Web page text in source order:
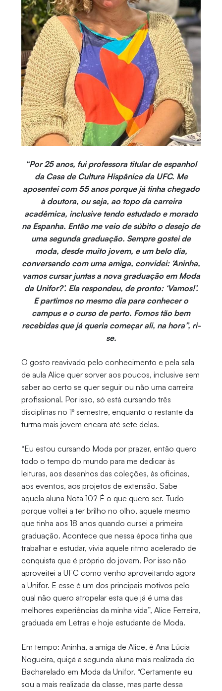
“Por 25 anos, fui professora titular de espanhol
da Casa de Cultura Hispânica da UFC. Me
aposentei com 55 anos porque já tinha chegado
à doutora, ou seja, ao topo da carreira
acadêmica, inclusive tendo estudado e morado
na Espanha. Então me veio de súbito o desejo de
uma segunda graduação. Sempre gostei de
moda, desde muito jovem, e um belo dia,
conversando com uma amiga, convidei: ‘Aninha,
vamos cursar juntas a nova graduação em Moda
da Unifor?’. Ela respondeu, de pronto: ‘Vamos!’.
E partimos no mesmo dia para conhecer o
campus e o curso de perto. Fomos tão bem
recebidas que já queria começar ali, na hora”, ri-
se.
O gosto reavivado pelo conhecimento e pela sala
de aula Alice quer sorver aos poucos, inclusive sem
saber ao certo se quer seguir ou não uma carreira
profissional. Por isso, só está cursando três
disciplinas no 1º semestre, enquanto o restante da
turma mais jovem encara até sete delas.
“Eu estou cursando Moda por prazer, então quero
todo o tempo do mundo para me dedicar às
leituras, aos desenhos das coleções, às oficinas,
aos eventos, aos projetos de extensão. Sabe
aquela aluna Nota 10? É o que quero ser. Tudo
porque voltei a ter brilho no olho, aquele mesmo
que tinha aos 18 anos quando cursei a primeira
graduação. Acontece que nessa época tinha que
trabalhar e estudar, vivia aquele ritmo acelerado de
conquista que é próprio do jovem. Por isso não
aproveitei a UFC como venho aproveitando agora
a Unifor. E esse é um dos principais motivos pelo
qual não quero atropelar esta que já é uma das
melhores experiências da minha vida”, Alice Ferreira,
graduada em Letras e hoje estudante de Moda.
Em tempo: Aninha, a amiga de Alice, é Ana Lúcia
Nogueira, quiçá a segunda aluna mais realizada do
Bacharelado em Moda da Unifor. “Certamente eu
sou a mais realizada da classe, mas parte dessa